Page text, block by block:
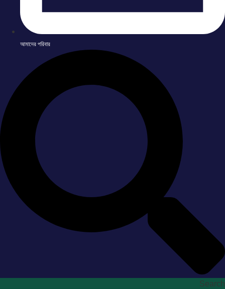
আমাদের পরিবার
Search